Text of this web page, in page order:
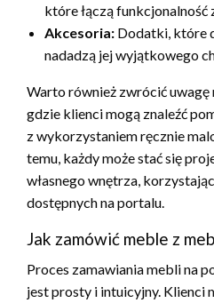
które łączą funkcjonalność
Akcesoria: Dodatki, które
nadadzą jej wyjątkowego
Warto również zwrócić uwagę
gdzie klienci mogą znaleźć
z wykorzystaniem ręcznie
temu, każdy może stać się
własnego wnętrza,
dostępnych na portalu.
Jak zamówić meble z
Proces zamawiania mebli na
jest prosty i intuicyjny. Klienci